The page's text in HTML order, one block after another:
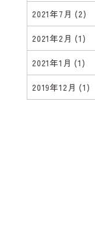
2021年7月(2)
2021年2月(1)
2021年1月(1)
2019年12月(1)